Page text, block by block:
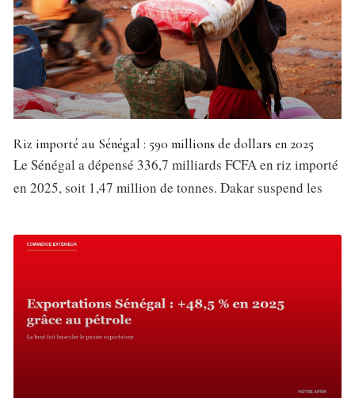
Riz importé au Sénégal : 590 millions de dollars en 2025
Le Sénégal a dépensé 336,7 milliards FCFA en riz importé
en 2025, soit 1,47 million de tonnes. Dakar suspend les